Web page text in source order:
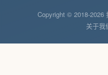
Copyright © 2018-2026
关于我